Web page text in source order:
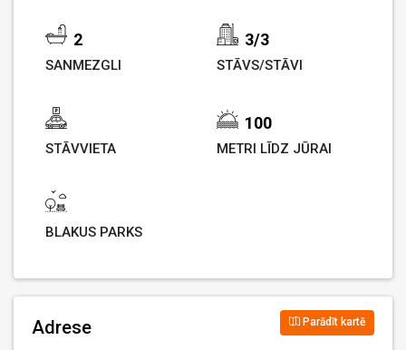
2
SANMEZGLI
3/3
STĀVS/STĀVI
STĀVVIETA
100
METRI LĪDZ JŪRAI
BLAKUS PARKS
Adrese Parādīt kartē